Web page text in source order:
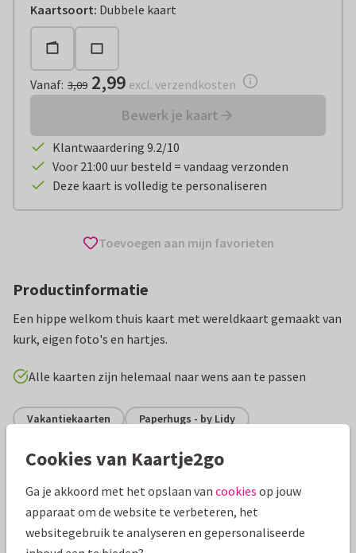
Kaartsoort: Dubbele kaart
Vanaf:€ 2,99 excl. verzendkosten
Vanaf: 3,09 2,99 excl. verzendkosten
Bewerk je kaart
Klantwaardering 9.2/10
Voor 21:00 uur besteld = vandaag verzonden
Deze kaart is volledig te personaliseren
Toevoegen aan mijn favorieten
Productinformatie
Een hippe welkom thuis kaart met wereldkaart gemaakt van
kurk, eigen foto's en hartjes.
Alle kaarten zijn helemaal naar wens aan te passen
Vakantiekaarten Paperhugs - by Lidy
Specificaties bij deze kaart
Papiersoort: Kies uit 6 luxe papiersoorten
Witte vensterenvelop
Cookies van Kaartje2go
Ga je akkoord met het opslaan van cookies op jouw
apparaat om de website te verbeteren, het
websitegebruik te analyseren en gepersonaliseerde